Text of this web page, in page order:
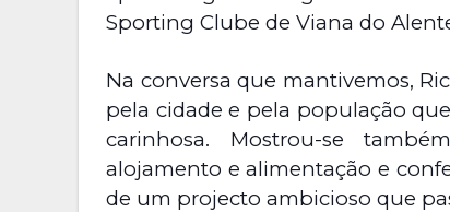
Sporting Clube de Viana do
Na conversa que mantivemos,
pela cidade e pela população
carinhosa. Mostrou-se
alojamento e alimentação e
de um projecto ambicioso que